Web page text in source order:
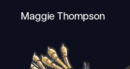
Maggie Thompson